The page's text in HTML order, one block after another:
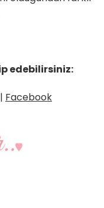
edebilirsiniz:
| Facebook